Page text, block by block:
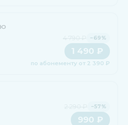
−69%
1 490 ₽
по абонементу от 2 390 ₽
−57%
990 ₽